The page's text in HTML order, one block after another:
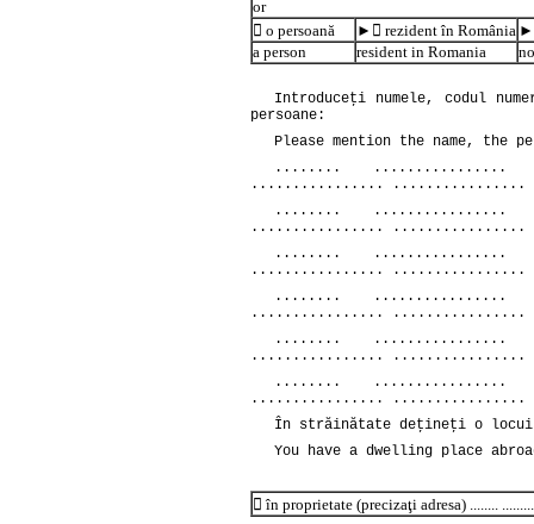
or
 o persoană
► rezident în România
a person
resident in Romania
Introduceţi numele, codul
persoane:
Please mention the name, the
........ ................
................
........ ................
................
........ ................
................
........ ................
................
........ ................
................
........ ................
................
În străinătate deţineţi o
You have a dwelling place
 în proprietate (precizaţi adresa) ........